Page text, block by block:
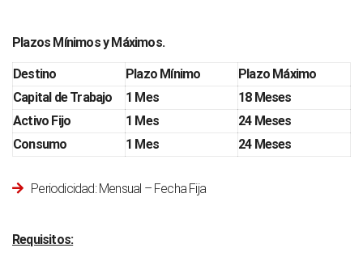
Plazos Mínimos y Máximos.
Destino Plazo Mínimo
Plazo Máximo
Capital de Trabajo
1 Mes
18 Meses
Activo Fijo
1 Mes
24 Meses
Consumo
1 Mes 24 Meses
Periodicidad: Mensual – Fecha Fija
Requisitos: